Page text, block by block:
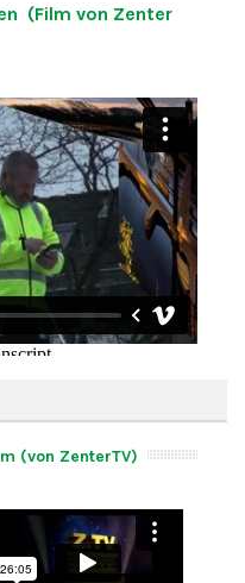
(Film von Zenter
(von ZenterTV)